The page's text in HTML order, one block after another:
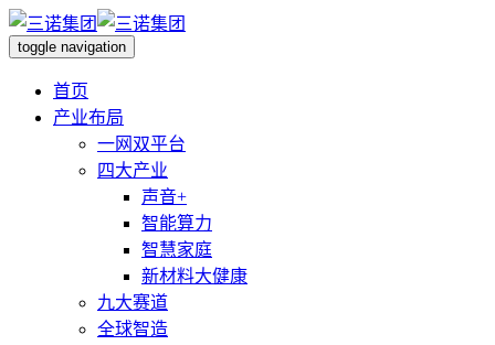
toggle navigation
首页
产业布局
一网双平台
四大产业
声音+
智能算力
智慧家庭
新材料大健康
九大赛道
全球智造